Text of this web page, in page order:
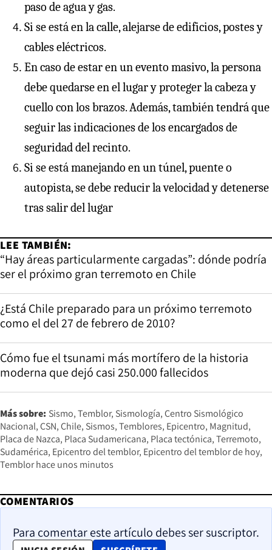
paso de agua y gas.
Si se está en la calle, alejarse de edificios, postes y
cables eléctricos.
En caso de estar en un evento masivo, la persona
debe quedarse en el lugar y proteger la cabeza y
cuello con los brazos. Además, también tendrá que
seguir las indicaciones de los encargados de
seguridad del recinto.
Si se está manejando en un túnel, puente o
autopista, se debe reducir la velocidad y detenerse
tras salir del lugar
LEE TAMBIÉN:
“Hay áreas particularmente cargadas”: dónde podría
ser el próximo gran terremoto en Chile
¿Está Chile preparado para un próximo terremoto
como el del 27 de febrero de 2010?
Cómo fue el tsunami más mortífero de la historia
moderna que dejó casi 250.000 fallecidos
Más sobre: Sismo Temblor Sismología Centro Sismológico
Nacional CSN Chile Sismos Temblores Epicentro Magnitud
Placa de Nazca Placa Sudamericana Placa tectónica Terremoto
Sudamérica Epicentro del temblor Epicentro del temblor de hoy
Temblor hace unos minutos
COMENTARIOS
Para comentar este artículo debes ser suscriptor.